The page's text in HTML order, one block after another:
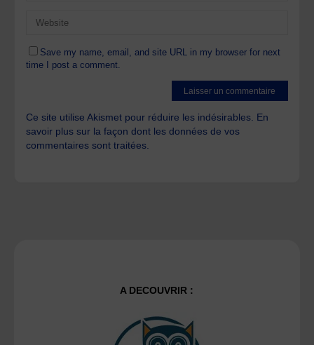
Save my name, email, and site URL in my browser for next
time I post a comment.
Ce site utilise Akismet pour réduire les indésirables. En
savoir plus sur la façon dont les données de vos
commentaires sont traitées.
A DECOUVRIR :